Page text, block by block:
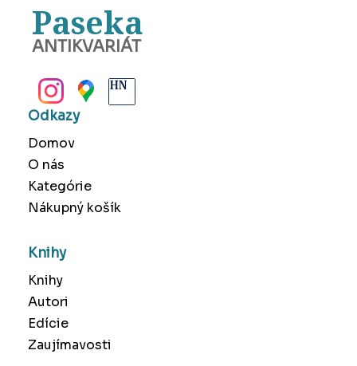
Paseka
ANTIKVARIÁT
Odkazy
Domov
O nás
Kategórie
Nákupný košík
Knihy
Knihy
Autori
Edície
Zaujímavosti